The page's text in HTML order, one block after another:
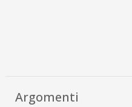
Argomenti